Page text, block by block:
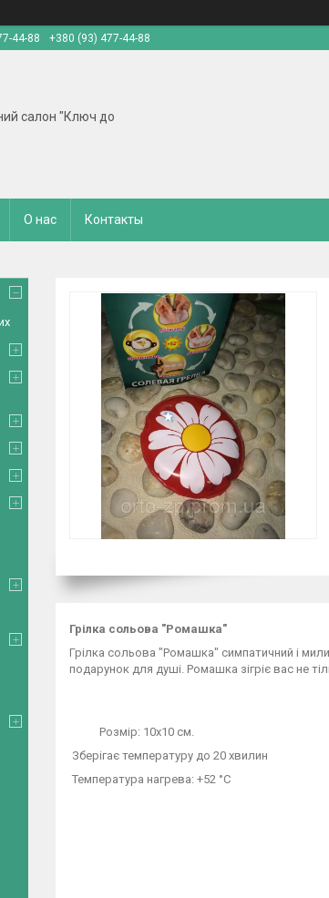
44-88 +380 (93) 477-44-88
салон "Ключ до
О нас Контакты
Грілка сольова "Ромашка"
Грілка сольова "Ромашка" симпатичний і
подарунок для душі. Ромашка зігріє вас не
Розмір: 10x10 см.
Зберігає температуру до 20 хвилин
Температура нагрева: +52 °C